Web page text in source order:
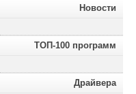
Новости
ТОП-100 программ
Драйвера